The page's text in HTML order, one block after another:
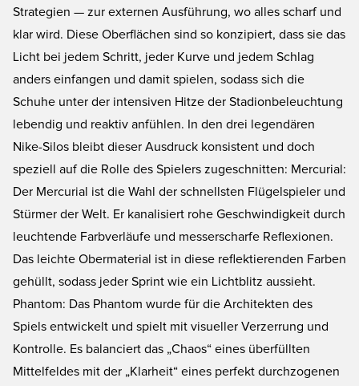
Strategien — zur externen Ausführung, wo alles scharf und
klar wird. Diese Oberflächen sind so konzipiert, dass sie das
Licht bei jedem Schritt, jeder Kurve und jedem Schlag
anders einfangen und damit spielen, sodass sich die
Schuhe unter der intensiven Hitze der Stadionbeleuchtung
lebendig und reaktiv anfühlen. In den drei legendären
Nike-Silos bleibt dieser Ausdruck konsistent und doch
speziell auf die Rolle des Spielers zugeschnitten: Mercurial:
Der Mercurial ist die Wahl der schnellsten Flügelspieler und
Stürmer der Welt. Er kanalisiert rohe Geschwindigkeit durch
leuchtende Farbverläufe und messerscharfe Reflexionen.
Das leichte Obermaterial ist in diese reflektierenden Farben
gehüllt, sodass jeder Sprint wie ein Lichtblitz aussieht.
Phantom: Das Phantom wurde für die Architekten des
Spiels entwickelt und spielt mit visueller Verzerrung und
Kontrolle. Es balanciert das „Chaos“ eines überfüllten
Mittelfeldes mit der „Klarheit“ eines perfekt durchzogenen